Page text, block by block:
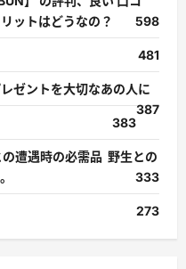
ットはどうなの？
598
481
ゼントを大切なあの人に
387
383
遭遇時の必需品 野生との
333
273